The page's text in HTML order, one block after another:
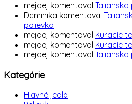
mejdej komentoval
Dominika komentoval
polievka
mejdej komentoval Kuracie
mejdej komentoval Kuracie
mejdej komentoval
Kategórie
Hlavné jedlá